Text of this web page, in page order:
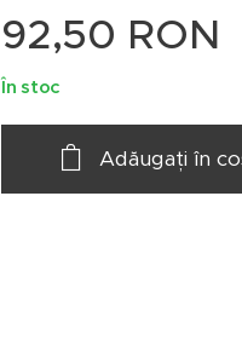
92,50 RON
În stoc
Adăugați în